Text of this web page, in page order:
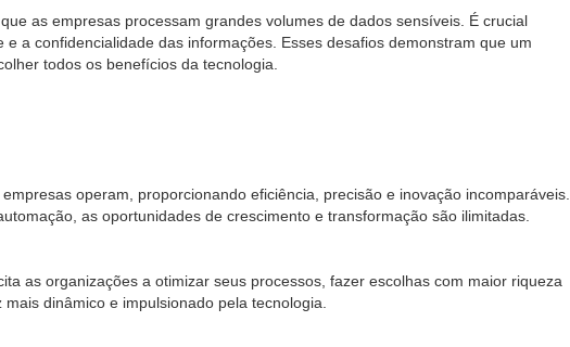
as empresas processam grandes volumes de dados sensíveis. É crucial
a confidencialidade das informações. Esses desafios demonstram que um
todos os benefícios da tecnologia.
operam, proporcionando eficiência, precisão e inovação incomparáveis.
as oportunidades de crescimento e transformação são ilimitadas.
as organizações a otimizar seus processos, fazer escolhas com maior riqueza
dinâmico e impulsionado pela tecnologia.